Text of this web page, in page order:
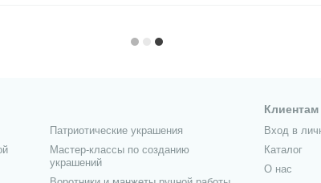
Патриотические украшения
Мастер-классы по созданию
украшений
Клиентам
Вход в
Каталог
О нас